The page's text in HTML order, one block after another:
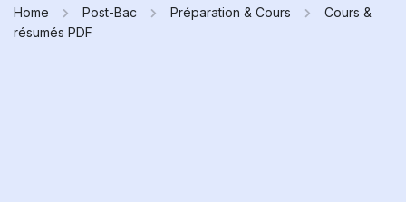
Home Post-Bac Préparation & Cours
Cours &
résumés PDF